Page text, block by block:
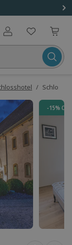
Benutzerkonto
/
-15%